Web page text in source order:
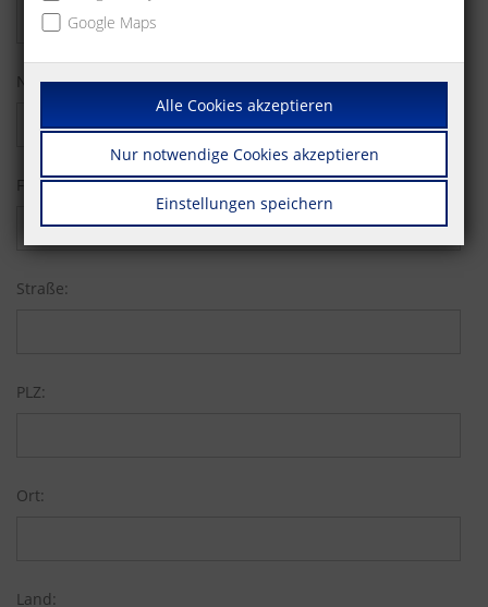
Nachname:
Firma:
Straße:
PLZ:
Ort:
Land:
Google Maps
Alle Cookies akzeptieren
Nur notwendige Cookies akzeptieren
Einstellungen speichern